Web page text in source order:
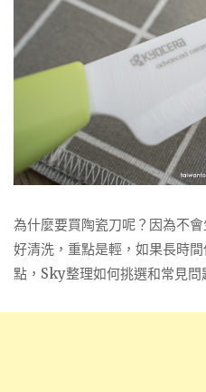
為什麼要買陶瓷刀呢？因為不
好清洗，重點是輕，如果長時
點，Sky整理如何挑選和常見問